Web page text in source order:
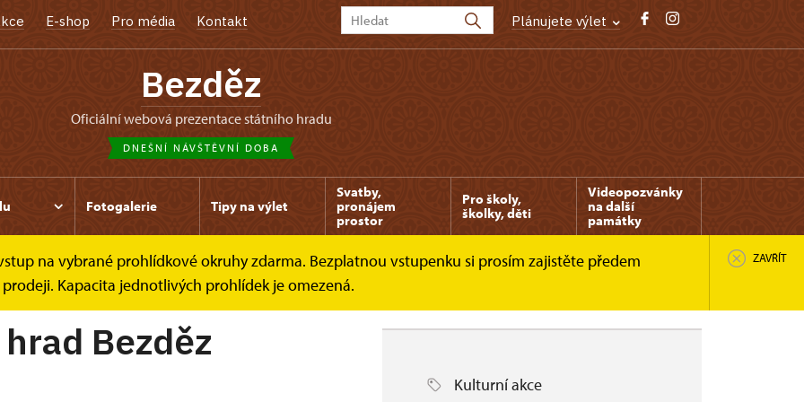
E-shop Pro média Kontakt Plánujete výlet
Bezděz
oficiální webová prezentace státního hradu
DNEŠNÍ NÁVŠTĚVNÍ DOBA
Fotogalerie Tipy na výlet
Svatby,
pronájem
prostor
Pro školy,
školky, děti
Videopozvánky
na další
památky
na vybrané prohlídkové okruhy zdarma. Bezplatnou vstupenku si prosím zajistěte předem
Kapacita jednotlivých prohlídek je omezená.
ZAVŘÍT
Bezděz
Kulturní akce